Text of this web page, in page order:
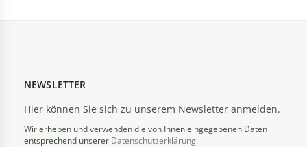
NEWSLETTER
Hier können Sie sich zu unserem Newsletter anmelden.
Wir erheben und verwenden die von Ihnen eingegebenen Daten
entsprechend unserer Datenschutzerklärung.